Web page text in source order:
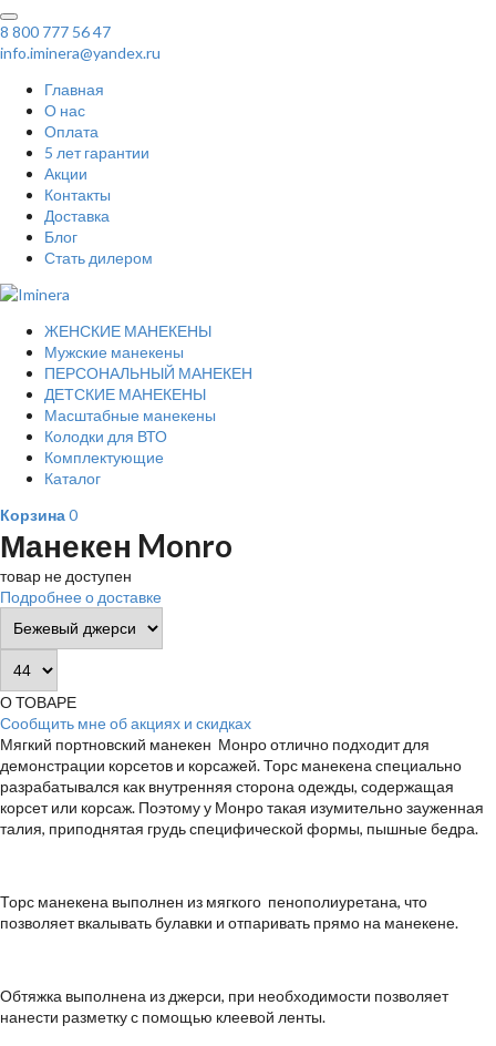
8 800 777 56 47
info.iminera@yandex.ru
Главная
О нас
Оплата
5 лет гарантии
Акции
Контакты
Доставка
Блог
Стать дилером
ЖЕНСКИЕ МАНЕКЕНЫ
Мужские манекены
ПЕРСОНАЛЬНЫЙ МАНЕКЕН
ДЕТСКИЕ МАНЕКЕНЫ
Масштабные манекены
Колодки для ВТО
Комплектующие
Каталог
Корзина0
Манекен Monro
товар не доступен
Подробнее о доставке
О ТОВАРЕ
Сообщить мне об акциях и скидках
Мягкий портновский манекен Монро отлично подходит для
демонстрации корсетов и корсажей. Торс манекена специально
разрабатывался как внутренняя сторона одежды, содержащая
корсет или корсаж. Поэтому у Монро такая изумительно зауженная
талия, приподнятая грудь специфической формы, пышные бедра.
Торс манекена выполнен из мягкого пенополиуретана, что
позволяет вкалывать булавки и отпаривать прямо на манекене.
Обтяжка выполнена из джерси, при необходимости позволяет
нанести разметку с помощью клеевой ленты.